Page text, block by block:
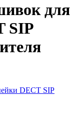
для
SIP